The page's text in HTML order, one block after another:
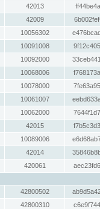
42013
42009
10056302
10091008
10092000
10068006
10078000
10061007
10062000
42015
10089006
42014
420061
42800502
42800310